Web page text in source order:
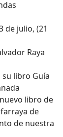
de julio, (21
Raya
su libro Guía
libro de
de
de nuestra